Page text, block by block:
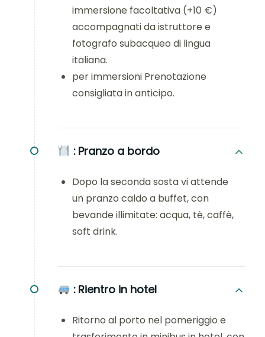
immersione facoltativa (+10 €)
accompagnati da istruttore e
fotografo subacqueo di lingua
italiana.
per immersioni Prenotazione
consigliata in anticipo.
: Pranzo a bordo
Dopo la seconda sosta vi attende
un pranzo caldo a buffet, con
bevande illimitate: acqua, tè, caffè,
soft drink.
: Rientro in hotel
Ritorno al porto nel pomeriggio e